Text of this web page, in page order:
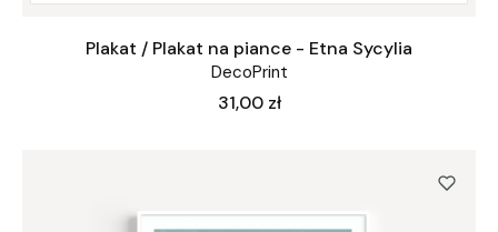
Plakat / Plakat na piance - Etna Sycylia
DecoPrint
Cena
31,00 zł